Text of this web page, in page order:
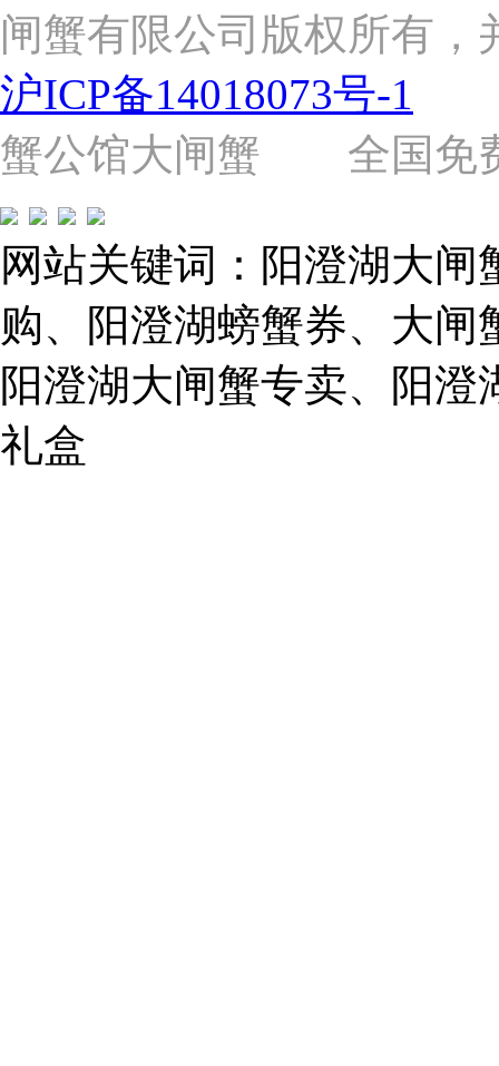
杨
路
号
（靠
近
苗
圃
路）
Tel:
021-
62243579
E-
mail:
859749344@qq.com
1019225591
闸蟹有限公司版权所有，
沪ICP备14018073号-1
蟹公馆大闸蟹 全国免费
网站关键词：阳澄湖大
购、阳澄湖螃蟹券、大
阳澄湖大闸蟹专卖、阳
礼盒